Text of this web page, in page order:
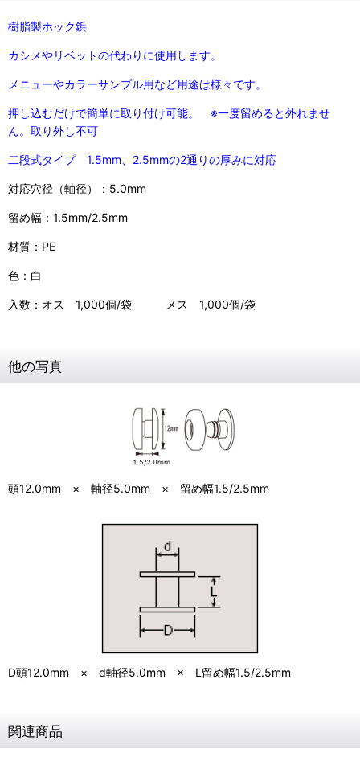
樹脂製ホック鋲
カシメやリベットの代わりに使用します。
メニューやカラーサンプル用など用途は様々です。
押し込むだけで簡単に取り付け可能。 ※一度留めると外れませ
ん。取り外し不可
二段式タイプ 1.5mm、 2.5mmの2通りの厚みに対応
対応穴径（軸径）：5.0mm
留め幅：1.5mm/2.5mm
材質：PE
色：白
入数：オス 1,000個/袋 メス 1,000個/袋
他の写真
頭12.0mm × 軸径5.0mm × 留め幅1.5/2.5mm
D頭12.0mm × d軸径5.0mm × L留め幅1.5/2.5mm
関連商品